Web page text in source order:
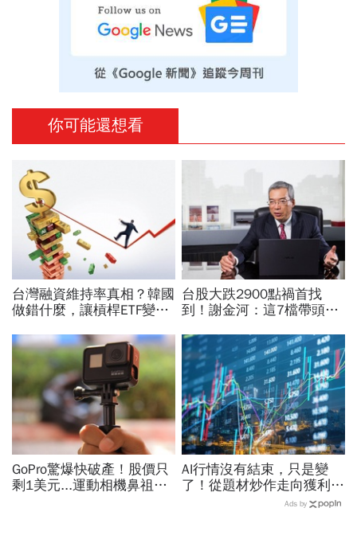
你可能還想看
台灣融資維持率真相？韓國
做錯什麼，讓槓桿ETF變風
解
台股大跌2900點禍首找
到！謝金河：這7檔帶頭毀
1220→699元崩4成原因也
曝光
GoPro驚爆快破產！股價只
剩1美元...運動相機鼻祖為
AI行情沒有結束，只是變
了！從題材炒作走向獲利驗
證，防禦型配置成關鍵
Ads by